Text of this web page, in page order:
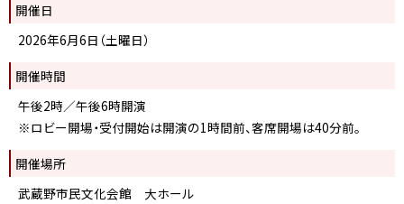
開催日
2026年6月6日（土曜日）
開催時間
午後2時／午後6時開演
※ロビー開場・受付開始は開演の1時間前、客席開場は40分前。
開催場所
武蔵野市民文化会館 大ホール